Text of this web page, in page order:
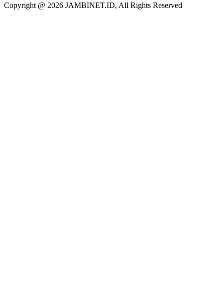
Copyright @ 2026 JAMBINET.ID, All Rights Reserved